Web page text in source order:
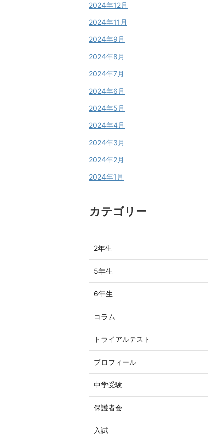
2024年12月
2024年11月
2024年9月
2024年8月
2024年7月
2024年6月
2024年5月
2024年4月
2024年3月
2024年2月
2024年1月
カテゴリー
2年生
5年生
6年生
コラム
トライアルテスト
プロフィール
中学受験
保護者会
入試